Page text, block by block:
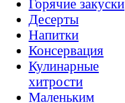
Горячие закуски
Десерты
Напитки
Консервация
Кулинарные
хитрости
Маленьким